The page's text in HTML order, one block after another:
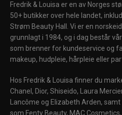
Fredrik & Louisa er en av Norges
50+ butikker over hele landet,
Strøm Beauty Hall. Vi er en
grunnlagt i 1984, og i dag består
som brenner for kundeservice og
makeup, hudpleie, hårpleie eller
Hos Fredrik & Louisa finner du
Chanel, Dior, Shiseido, Laura
Lancôme og Elizabeth Arden,
som Fenty Beauty, MAC Cosmetics,